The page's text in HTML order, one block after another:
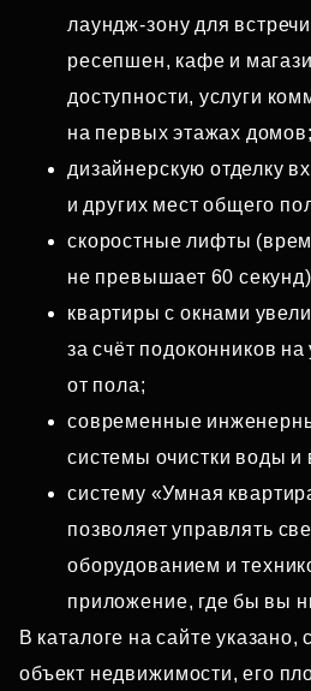
лаундж‑зону для
ресепшен, кафе и
доступности, услуги
на первых этажах домов;
дизайнерскую отделку
и других мест общего
скоростные лифты
не превышает 60
квартиры с окнами
за счёт подоконников
от пола;
современные
системы очистки воды и
систему «Умная
позволяет управлять
оборудованием и
приложение, где бы вы
В каталоге на сайте указано,
объект недвижимости, его